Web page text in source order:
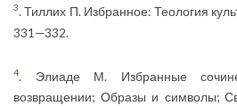
3. Тиллих П. Избранное: Теология
331—332.
4. Элиаде М. Избранные
возвращении; Образы и символы;